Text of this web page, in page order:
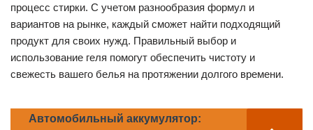
процесс стирки. С учетом разнообразия формул и
вариантов на рынке, каждый сможет найти подходящий
продукт для своих нужд. Правильный выбор и
использование геля помогут обеспечить чистоту и
свежесть вашего белья на протяжении долгого времени.
Автомобильный аккумулятор: